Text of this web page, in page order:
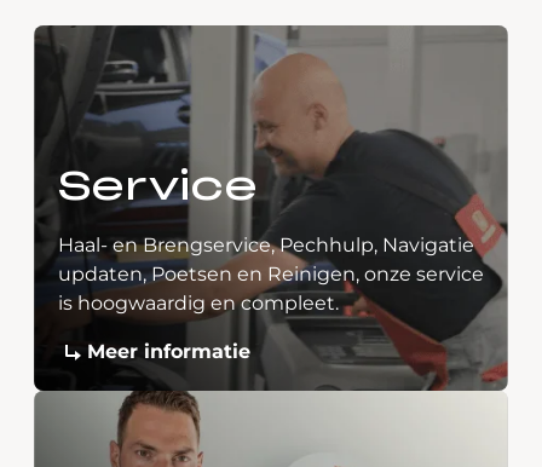
Service
Haal- en Brengservice, Pechhulp, Navigatie
updaten, Poetsen en Reinigen, onze service
is hoogwaardig en compleet.
Meer informatie